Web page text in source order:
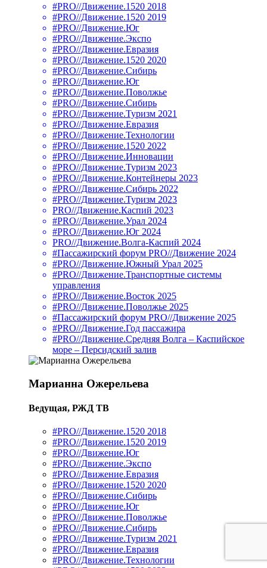
#PRO//Движение.1520 2018
#PRO//Движение.1520 2019
#PRO//Движение.Юг
#PRO//Движение.Экспо
#PRO//Движение.Евразия
#PRO//Движение.1520 2020
#PRO//Движение.Сибирь
#PRO//Движение.Юг
#PRO//Движение.Поволжье
#PRO//Движение.Сибирь
#PRO//Движение.Туризм 2021
#PRO//Движение.Евразия
#PRO//Движение.Технологии
#PRO//Движение.1520 2022
#PRO//Движение.Инновации
#PRO//Движение.Туризм 2023
#PRO//Движение.Контейнеры 2023
#PRO//Движение.Сибирь 2022
#PRO//Движение.Туризм 2023
PRO//Движение.Каспий 2023
#PRO//Движение.Урал 2024
#PRO//Движение.Юг 2024
PRO//Движение.Волга-Каспий 2024
#Пассажирский форум PRO//Движение 2024
#PRO//Движение.Южный Урал 2025
#PRO//Движение.Транспортные системы
управления
#PRO//Движение.Восток 2025
#PRO//Движение.Поволжье 2025
#Пассажирский форум PRO//Движение 2025
#PRO//Движение.Год пассажира
#PRO//Движение.Средняя Волга – Каспийское
море – Персидский залив
Марианна Ожерельева
Ведущая, РЖД ТВ
#PRO//Движение.1520 2018
#PRO//Движение.1520 2019
#PRO//Движение.Юг
#PRO//Движение.Экспо
#PRO//Движение.Евразия
#PRO//Движение.1520 2020
#PRO//Движение.Сибирь
#PRO//Движение.Юг
#PRO//Движение.Поволжье
#PRO//Движение.Сибирь
#PRO//Движение.Туризм 2021
#PRO//Движение.Евразия
#PRO//Движение.Технологии